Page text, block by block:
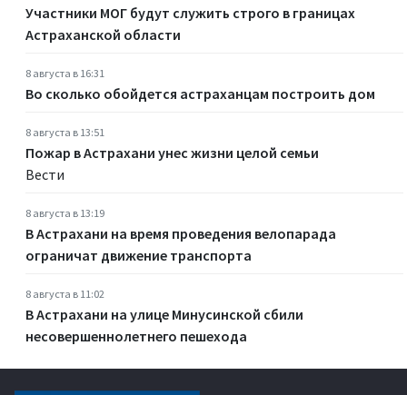
Участники МОГ будут служить строго в границах
Астраханской области
8 августа в 16:31
Во сколько обойдется астраханцам построить дом
8 августа в 13:51
Пожар в Астрахани унес жизни целой семьи
Вести
8 августа в 13:19
В Астрахани на время проведения велопарада
ограничат движение транспорта
8 августа в 11:02
В Астрахани на улице Минусинской сбили
несовершеннолетнего пешехода